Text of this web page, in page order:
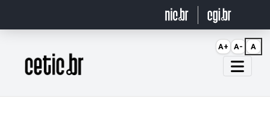
Página inicial
A+ A- A